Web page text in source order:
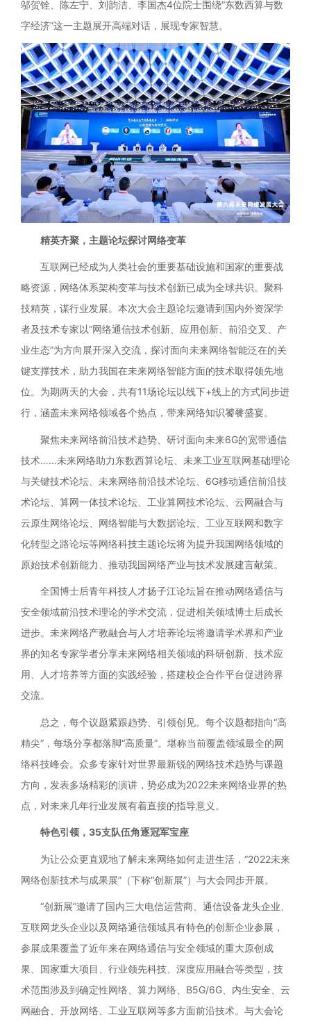
邬贺铨、陈左宁、刘韵洁、李国杰4位院士围绕“东数西算与数
字经济”这一主题展开高端对话，展现专家智慧。
精英齐聚，主题论坛探讨网络变革
互联网已经成为人类社会的重要基础设施和国家的重要战
略资源，网络体系架构变革与技术创新已成为全球共识。聚科
技精英，谋行业发展。本次大会主题论坛邀请到国内外资深学
者及技术专家以“网络通信技术创新、应用创新、前沿交叉、产
业生态”为方向展开深入交流，探讨面向未来网络智能泛在的关
键支撑技术，助力我国在未来网络智能方面的技术取得领先地
位。为期两天的大会，共有11场论坛以线下+线上的方式同步进
行，涵盖未来网络领域各个热点，带来网络知识饕餮盛宴。
聚焦未来网络前沿技术趋势、研讨面向未来6G的宽带通信
技术……未来网络助力东数西算论坛、未来工业互联网基础理论
与关键技术论坛、未来网络前沿技术论坛、6G移动通信前沿技
术论坛、算网一体技术论坛、工业算网技术论坛、云网融合与
云原生网络论坛、网络智能与大数据论坛、工业互联网和数字
化转型之路论坛等网络科技主题论坛将为提升我国网络领域的
原始技术创新能力、推动我国网络产业与技术发展建言献策。
全国博士后青年科技人才扬子江论坛旨在推动网络通信与
安全领域前沿技术理论的学术交流，促进相关领域博士后成长
进步。未来网络产教融合与人才培养论坛将邀请学术界和产业
界的知名专家学者分享未来网络相关领域的科研创新、技术应
用、人才培养等方面的实践经验，搭建校企合作平台促进跨界
交流。
总之，每个议题紧跟趋势、引领创见。每个议题都指向“高
精尖”，每场分享都落脚“高质量”。堪称当前覆盖领域最全的网
络科技峰会。众多专家针对世界最新锐的网络技术趋势与课题
方向，发表多场精彩的演讲，势必成为2022未来网络业界的热
点，对未来几年行业发展有着直接的指导意义。
特色引领，35支队伍角逐冠军宝座
为让公众更直观地了解未来网络如何走进生活，“2022未来
网络创新技术与成果展”（下称“创新展”）与大会同步开展。
“创新展”邀请了国内三大电信运营商、通信设备龙头企业、
互联网龙头企业以及网络通信领域具有特色的创新企业参展，
参展成果覆盖了近年来在网络通信与安全领域的重大原创成
果、国家重大项目、行业领先科技、深度应用融合等类型，技
术范围涉及到确定性网络、算力网络、B5G/6G、内生安全、云
网融合、开放网络、工业互联网等多方面前沿技术。与大会论